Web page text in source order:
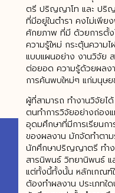
ตรี ปริญญาโท และ ปริญ
ที่มีอยู่ในตำรา คงไม่เพี
ศักยภาพ ที่มี ด้วยการตั้
ความรู้ใหม่ กระตุ้นความ
แบบแผนอย่าง งานวิจัย
ต่อยอด ความรู้ด้วยผลง
การค้นพบใหม่ๆ แก่มนุษย
ผู้ที่สามารถ ทำงานวิจัยไ
ตนทำการวิจัยอย่างถ่อง
อุดมศึกษาที่มีการเรียนกา
ของผลงาน มักจัดทำตา
นักศึกษาปริญญาตรี ทำ
สารนิพนธ์ วิทยานิพนธ์
แต่ทั้งนี้ทั้งนั้น หลักเกณฑ์ใ
ต้องทำผลงาน ประเภทใ